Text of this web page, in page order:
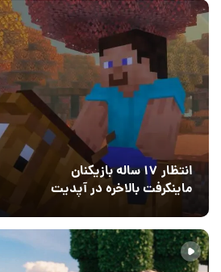
انتظار ۱۷ ساله بازیکنان
ماینکرفت بالاخره در آپدیت
جدید بازی به پایان رسید